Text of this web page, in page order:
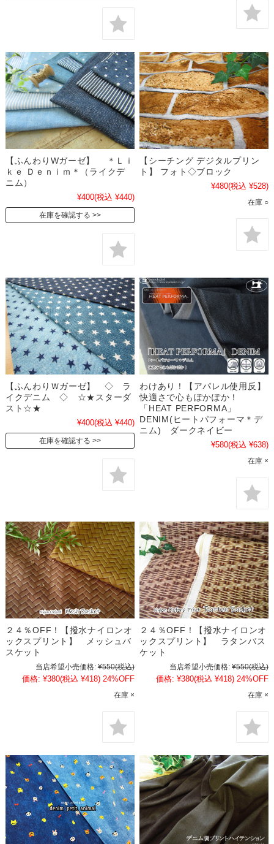
【ふんわりWガーゼ】 ＊Ｌｉ
ｋｅ Ｄｅｎｉｍ＊（ライクデ
ニム）
¥400(税込 ¥440)
在庫を確認する
【シーチング デジタルプリン
ト】 フォト◇ブロック
¥480(税込 ¥528)
在庫 ○
【ふんわりＷガーゼ】 ◇ ラ
イクデニム ◇ ☆★スターダ
スト☆★
¥400(税込 ¥440)
在庫を確認する
わけあり！【アパレル使用反】
快適さで心もぽかぽか！
「HEAT PERFORMA」
DENIM(ヒートパフォーマ＊デ
ニム) ダークネイビー
¥580(税込 ¥638)
在庫 ×
２４％OFF！【撥水ナイロンオ
ックスプリント】 メッシュバ
スケット
当店希望小売価格: ¥550(税込)
価格: ¥380(税込 ¥418) 24%OFF
在庫 ×
２４％OFF！【撥水ナイロンオ
ックスプリント】 ラタンバス
ケット
当店希望小売価格: ¥550(税込)
価格: ¥380(税込 ¥418) 24%OFF
在庫 ×